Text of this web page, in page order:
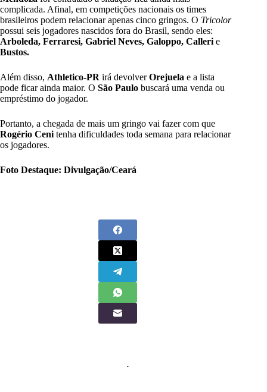
complicada. Afinal, em competições nacionais os times
brasileiros podem relacionar apenas cinco gringos. O Tricolor
possui seis jogadores nascidos fora do Brasil, sendo eles:
Arboleda, Ferraresi, Gabriel Neves, Galoppo, Calleri e
Bustos.
Além disso, Athletico-PR irá devolverOrejuela e a lista
pode ficar ainda maior. O São Paulo buscará uma venda ou
empréstimo do jogador.
Portanto, a chegada de mais um gringo vai fazer com que
Rogério Ceni tenha dificuldades toda semana para relacionar
os jogadores.
Foto Destaque: Divulgação/Ceará